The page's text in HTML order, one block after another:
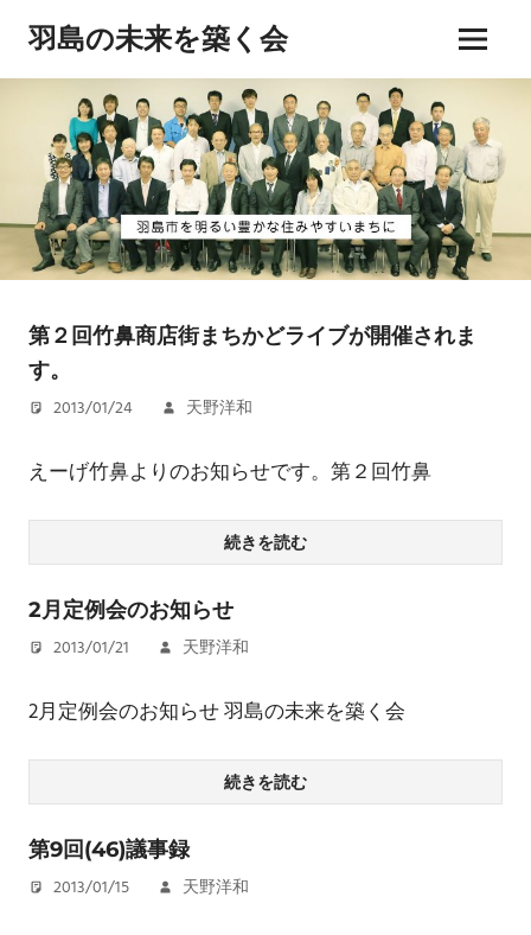
テ
キ
プ
羽島の未来を築く会
hashima
miraiwo
kizukukai
メ
ニ
ー
第２回竹鼻商店街まちかどライブが開催されま
す。
2013/01/24 天野洋和
えーげ竹鼻よりのお知らせです。第２回竹鼻
続きを読む
2月定例会のお知らせ
2013/01/21 天野洋和
2月定例会のお知らせ 羽島の未来を築く会
続きを読む
第9回(46)議事録
2013/01/15 天野洋和